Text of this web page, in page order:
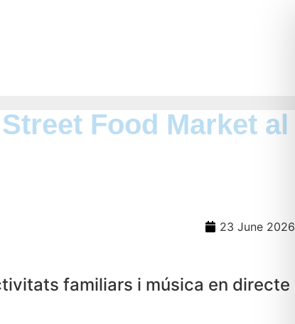
Food Market al
23 June 2026
familiars i música en directe